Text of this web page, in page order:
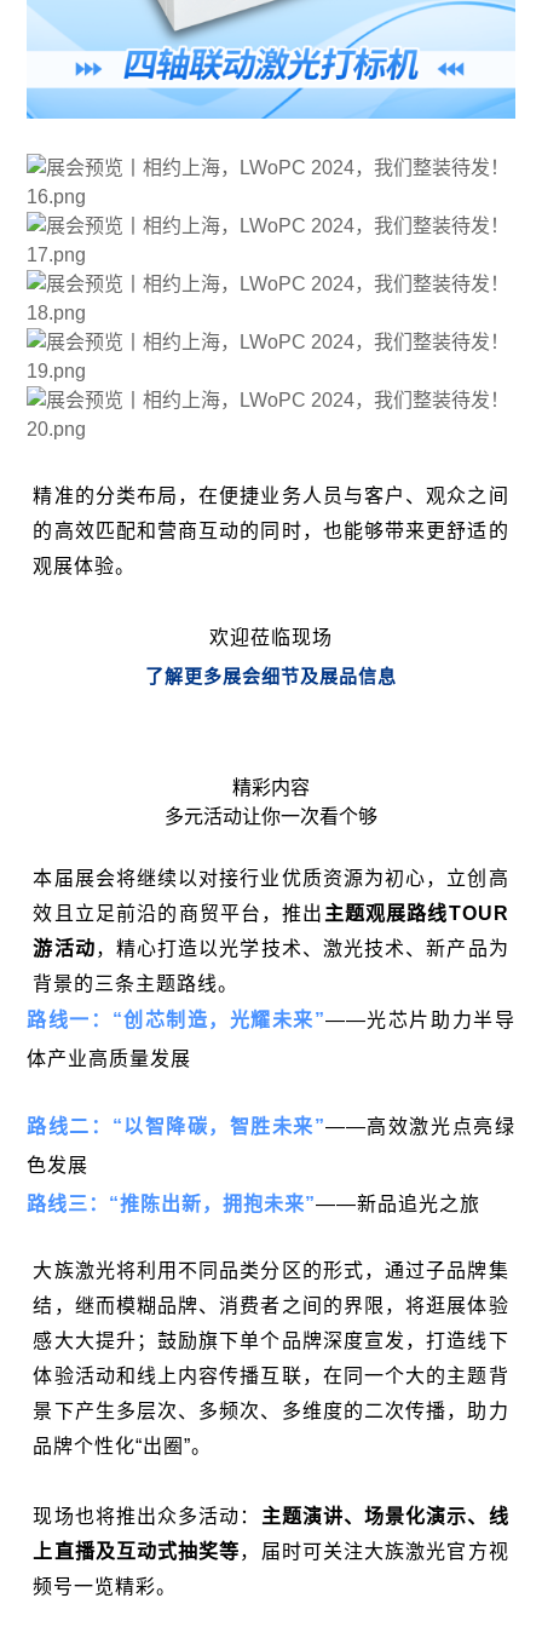
精准的分类布局，在便捷业务人员与客户、观众之间
的高效匹配和营商互动的同时，也能够带来更舒适的
观展体验。
欢迎莅临现场
了解更多展会细节及展品信息
精彩内容
多元活动让你一次看个够
本届展会将继续以对接行业优质资源为初心，立创高
效且立足前沿的商贸平台，推出 主题观展路线TOUR
游活动，精心打造以光学技术、激光技术、新产品为
背景的三条主题路线。
路线一：“创芯制造，光耀未来”——光芯片助力半导
体产业高质量发展
路线二：“以智降碳，智胜未来”——高效激光点亮绿
色发展
路线三：“推陈出新，拥抱未来”——新品追光之旅
大族激光将利用不同品类分区的形式，通过子品牌集
结，继而模糊品牌、消费者之间的界限，将逛展体验
感大大提升；鼓励旗下单个品牌深度宣发，打造线下
体验活动和线上内容传播互联，在同一个大的主题背
景下产生多层次、多频次、多维度的二次传播，助力
品牌个性化“出圈”。
现场也将推出众多活动： 主题演讲、场景化演示、线
上直播及互动式抽奖等，届时可关注大族激光官方视
频号一览精彩。